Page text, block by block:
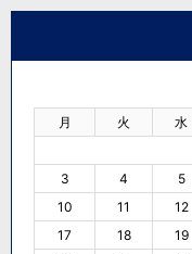
月 火 水
3
4 5
10
11 12
17
18 19